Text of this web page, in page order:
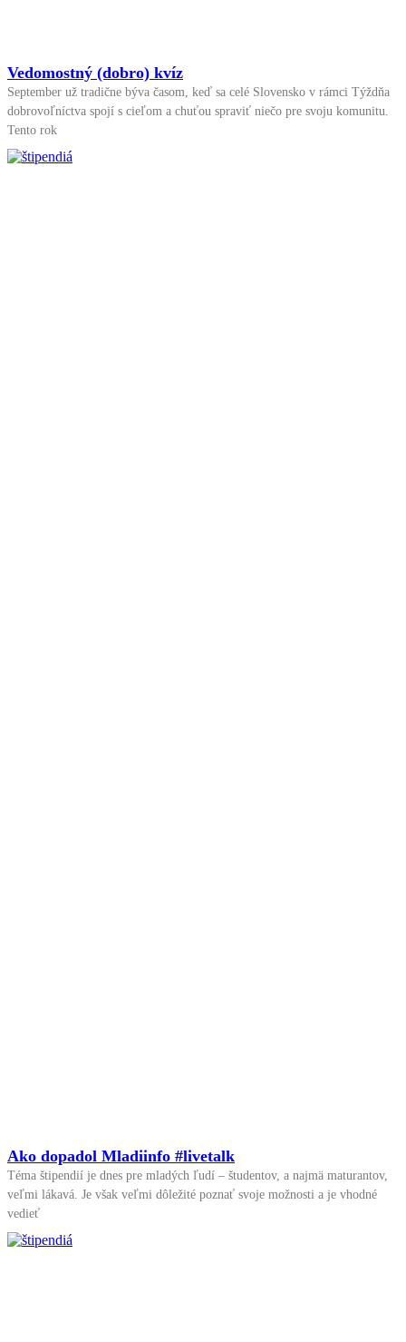
Vedomostný (dobro) kvíz
September už tradične býva časom, keď sa celé Slovensko v rámci Týždňa
dobrovoľníctva spojí s cieľom a chuťou spraviť niečo pre svoju komunitu.
Tento rok
Ako dopadol Mladiinfo #livetalk
Téma štipendií je dnes pre mladých ľudí – študentov, a najmä maturantov,
veľmi lákavá. Je však veľmi dôležité poznať svoje možnosti a je vhodné
vedieť